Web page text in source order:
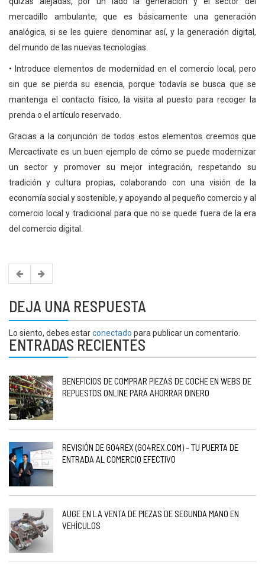
mercadillo ambulante, que es básicamente una generación
analógica, si se les quiere denominar así, y la generación digital,
del mundo de las nuevas tecnologías.
• Introduce elementos de modernidad en el comercio local, pero
sin que se pierda su esencia, porque todavía se busca que se
mantenga el contacto físico, la visita al puesto para recoger la
prenda o el artículo reservado.
Gracias a la conjunción de todos estos elementos creemos que
Mercactivate es un buen ejemplo de cómo se puede modernizar
un sector y promover su mejor integración, respetando su
tradición y cultura propias, colaborando con una visión de la
economía social y sostenible, y apoyando al pequeño comercio y al
comercio local y tradicional para que no se quede fuera de la era
del comercio digital.
DEJA UNA RESPUESTA
Lo siento, debes estarconectado para publicar un comentario.
ENTRADAS RECIENTES
BENEFICIOS DE COMPRAR PIEZAS DE COCHE EN WEBS DE
REPUESTOS ONLINE PARA AHORRAR DINERO
REVISIÓN DE GO4REX (GO4REX.COM) – TU PUERTA DE
ENTRADA AL COMERCIO EFECTIVO
AUGE EN LA VENTA DE PIEZAS DE SEGUNDA MANO EN
VEHÍCULOS